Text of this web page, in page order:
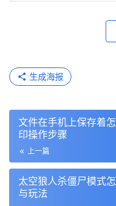
生成海报
文件在手机上保存着
印操作步骤
上一篇
太空狼人杀僵尸模式
与玩法